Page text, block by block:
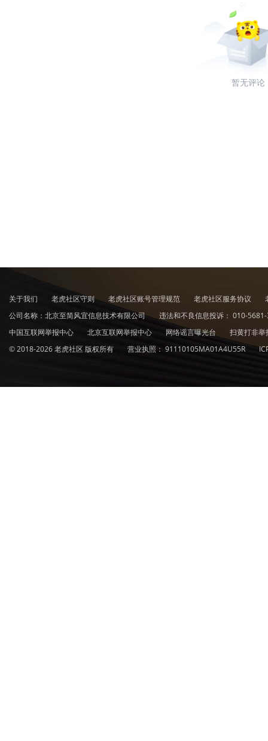
暂无评论
关于我们 老虎社区守则 老虎社区账号管理规范 老虎社区服务协议
公司名称：北京至简风宜信息技术有限公司
违法和不良信息投诉： 010-
中国互联网举报中心
北京互联网举报中心 网络谣言曝光台
扫黄打非
© 2018-2026 老虎社区 版权所有
营业执照： 91110105MA01A4U55R